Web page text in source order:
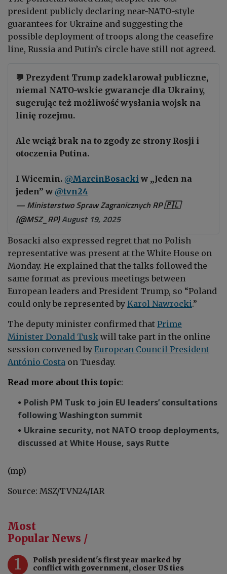
president publicly declaring near-NATO-style
guarantees for Ukraine and suggesting the
possible deployment of troops along the ceasefire
line, Russia and Putin’s circle have still not agreed.
💬 Prezydent Trump zadeklarował publiczne,
niemal NATO-wskie gwarancje dla Ukrainy,
sugerując też możliwość wysłania wojsk na
linię rozejmu.
Ale wciąż brak na to zgody ze strony Rosji i
otoczenia Putina.
I Wicemin. @MarcinBosacki w „Jeden na
jeden” w @tvn24
— Ministerstwo Spraw Zagranicznych RP 🇵🇱
(@MSZ_RP)August 19, 2025
Bosacki also expressed regret that no Polish
representative was present at the White House on
Monday. He explained that the talks followed the
same format as previous meetings between
European leaders and President Trump, so “Poland
could only be represented by Karol Nawrocki.”
The deputy minister confirmed that Prime
Minister Donald Tusk will take part in the online
session convened by European Council President
António Costa on Tuesday.
Read more about this topic:
Polish PM Tusk to join EU leaders’ consultations
following Washington summit
Ukraine security, not NATO troop deployments,
discussed at White House, says Rutte
(mp)
Source: MSZ/TVN24/IAR
Most
Popular News /
1
Polish president's first year marked by
conflict with government, closer US ties